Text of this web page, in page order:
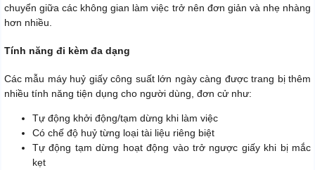
chuyển giữa các không gian làm việc trở nên đơn giản và nhẹ nhàng
hơn nhiều.
Tính năng đi kèm đa dạng
Các mẫu máy huỷ giấy công suất lớn ngày càng được trang bị thêm
nhiều tính năng tiện dụng cho người dùng, đơn cử như:
Tự động khởi động/tạm dừng khi làm việc
Có chế độ huỷ từng loại tài liệu riêng biệt
Tự động tạm dừng hoạt động vào trở ngược giấy khi bị mắc
kẹt